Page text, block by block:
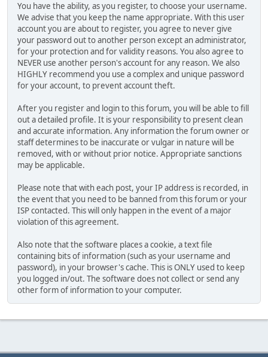
You have the ability, as you register, to choose your username.
We advise that you keep the name appropriate. With this user
account you are about to register, you agree to never give
your password out to another person except an administrator,
for your protection and for validity reasons. You also agree to
NEVER use another person's account for any reason. We also
HIGHLY recommend you use a complex and unique password
for your account, to prevent account theft.
After you register and login to this forum, you will be able to fill
out a detailed profile. It is your responsibility to present clean
and accurate information. Any information the forum owner or
staff determines to be inaccurate or vulgar in nature will be
removed, with or without prior notice. Appropriate sanctions
may be applicable.
Please note that with each post, your IP address is recorded, in
the event that you need to be banned from this forum or your
ISP contacted. This will only happen in the event of a major
violation of this agreement.
Also note that the software places a cookie, a text file
containing bits of information (such as your username and
password), in your browser's cache. This is ONLY used to keep
you logged in/out. The software does not collect or send any
other form of information to your computer.